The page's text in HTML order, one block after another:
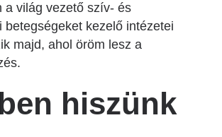
a világ vezető szív- és
betegségeket kezelő intézetei
majd, ahol öröm lesz a
hiszünk